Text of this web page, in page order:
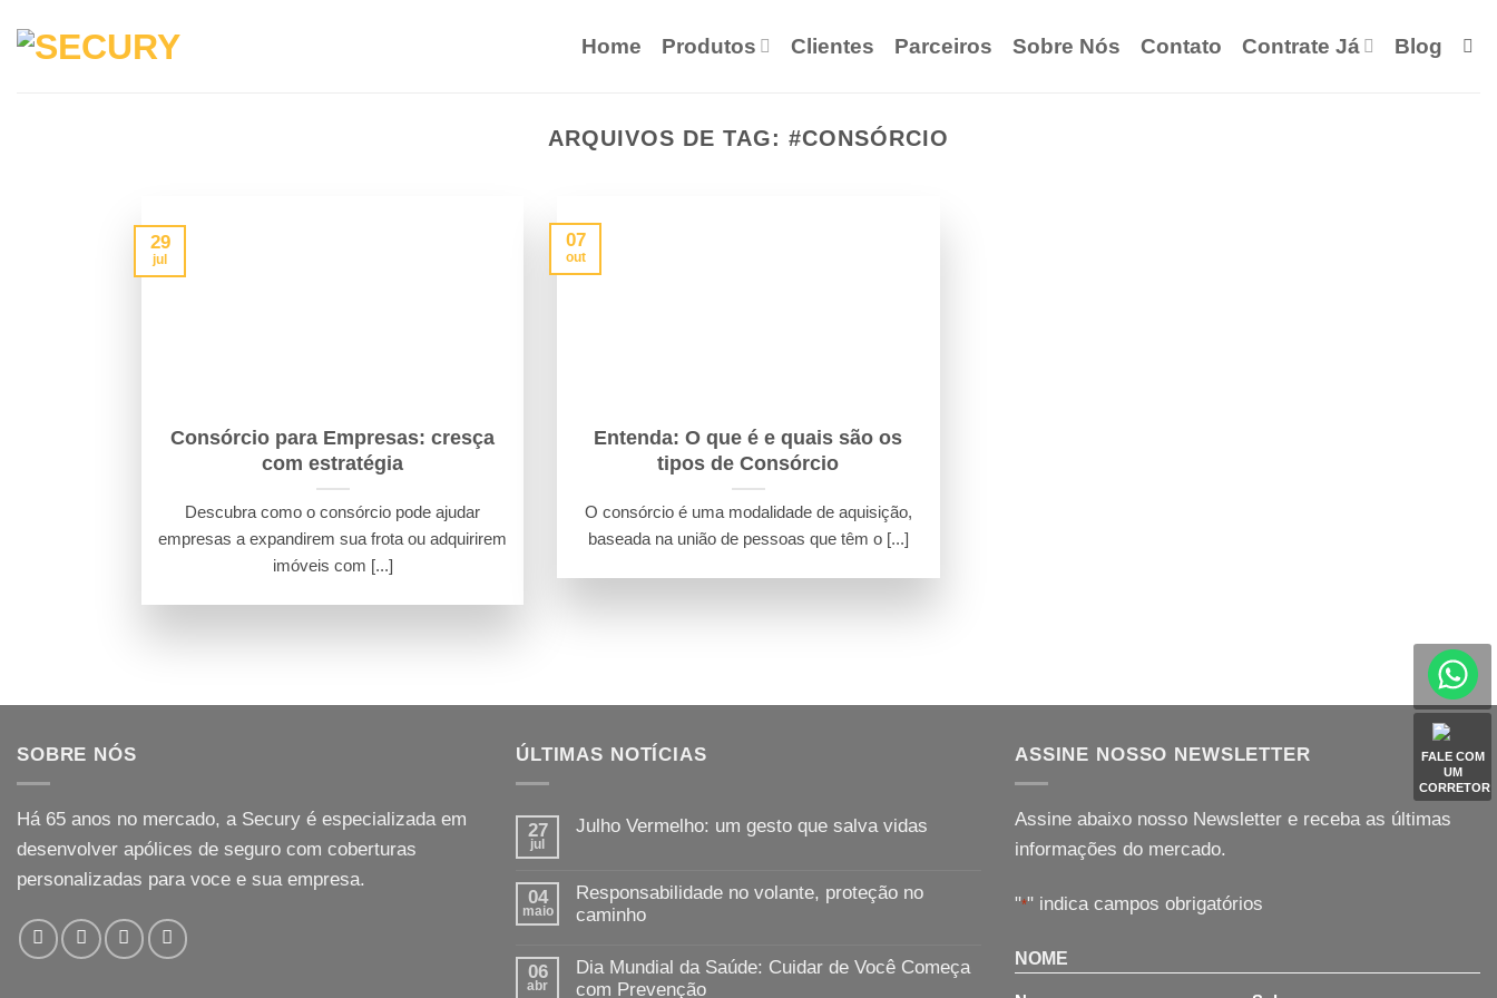
Home Produtos Clientes Parceiros Sobre Nós Contato Contrate Já Blog
ARQUIVOS DE TAG: #CONSÓRCIO
Consórcio para Empresas: cresça
com estratégia
Descubra como o consórcio pode ajudar
empresas a expandirem sua frota ou adquirirem
imóveis com [...]
29
jul
Entenda: O que é e quais são os
tipos de Consórcio
O consórcio é uma modalidade de aquisição,
baseada na união de pessoas que têm o [...]
07
out
FALE COM
UM
CORRETOR
SOBRE NÓS
Há 65 anos no mercado, a Secury é especializada em
desenvolver apólices de seguro com coberturas
personalizadas para voce e sua empresa.
ÚLTIMAS NOTÍCIAS
27
jul
Julho Vermelho: um gesto que salva vidas
Julho
Vermelho:
que
salva
vidas
04
maio
Responsabilidade no volante, proteção no
caminho
em
Responsabilidade
06
abr
Dia Mundial da Saúde: Cuidar de Você Começa
com Prevenção
ASSINE NOSSO NEWSLETTER
Assine abaixo nosso Newsletter e receba as últimas
informações do mercado.
"*" indica campos obrigatórios
NOME